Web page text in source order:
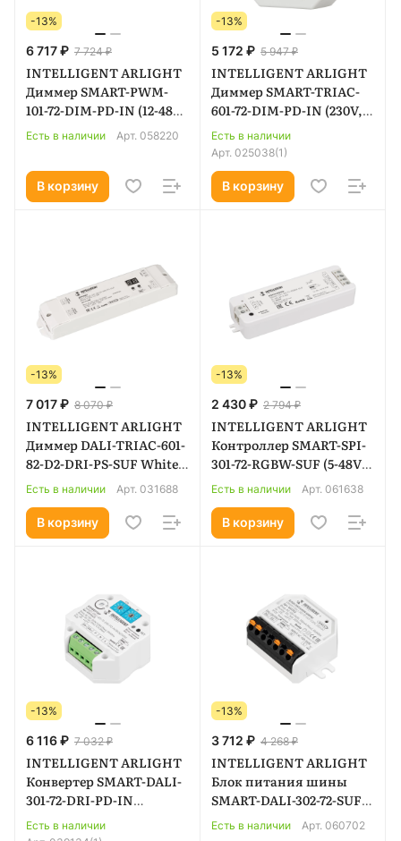
-13%
6 717 ₽ 7 724 ₽
INTELLIGENT ARLIGHT
Диммер SMART-PWM-
101-72-DIM-PD-IN (12-48V,
1x9A, ZigBee, 2.4G) (IARL,
IP20 Пластик, 5 лет)
Есть в наличии Арт. 058220
В корзину
-13%
5 172 ₽ 5 947 ₽
INTELLIGENT ARLIGHT
Диммер SMART-TRIAC-
601-72-DIM-PD-IN (230V,
1x1.5A, 2.4G) (IARL, IP20
Пластик, 5 лет) 025038(1)
Есть в наличии
Арт. 025038(1)
В корзину
-13%
7 017 ₽ 8 070 ₽
INTELLIGENT ARLIGHT
Диммер DALI-TRIAC-601-
82-D2-DRI-PS-SUF White
(230V, 1x1.5A) (IARL, IP20
Пластик, 5 лет) 031688
Есть в наличии Арт. 031688
В корзину
-13%
2 430 ₽ 2 794 ₽
INTELLIGENT ARLIGHT
Контроллер SMART-SPI-
301-72-RGBW-SUF (5-48V,
8A, 2.4G) (IARL, IP20
Пластик, 5 лет) 061638
Есть в наличии Арт. 061638
В корзину
-13%
6 116 ₽ 7 032 ₽
INTELLIGENT ARLIGHT
Конвертер SMART-DALI-
301-72-DRI-PD-IN
(BUS/230V) (IARL, IP20
Пластик, 5 лет) 039134(1)
Есть в наличии
-13%
3 712 ₽ 4 268 ₽
INTELLIGENT ARLIGHT
Блок питания шины
SMART-DALI-302-72-SUF
(230V, 200mA) (IARL, IP20
Пластик, 5 лет) 060702
Есть в наличии Арт. 060702